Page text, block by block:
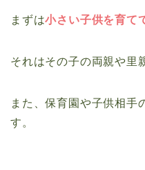
まずは小さい子供を育て
それはその子の両親や里
また、保育園や子供相手
す。